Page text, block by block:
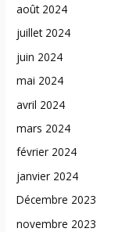
août 2024
juillet 2024
juin 2024
mai 2024
avril 2024
mars 2024
février 2024
janvier 2024
Décembre 2023
novembre 2023